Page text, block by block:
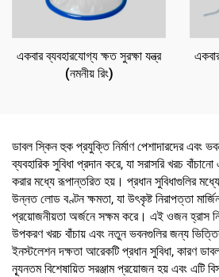
একবার ব্যবহারযোগ্য ক্ষত সুরক্ষা যন্ত্র
(নমনীয় রিং)
ডাবল স্কিন হুক প্রযুক্তি নির্মাণ পেশাদারদের এবং
ব্যবহারিক সুবিধা প্রদান করে, যা সরাসরি খরচ
করার মধ্যে রূপান্তরিত হয়। প্রধান সুবিধাগুলির
উন্নত লোড বণ্টন ক্ষমতা, যা উৎকৃষ্ট নিরাপত্তা
প্রয়োজনীয়তা অর্জনে সক্ষম করে। এই ওজন হ্রাস
উপকরণ খরচ বাঁচায় এবং নতুন ভবনগুলির জন্য
ইনস্টলেশন দক্ষতা আরেকটি প্রধান সুবিধা, কারণ
ন্যূনতম বিশেষায়িত সরঞ্জাম প্রয়োজন হয় এবং এটি